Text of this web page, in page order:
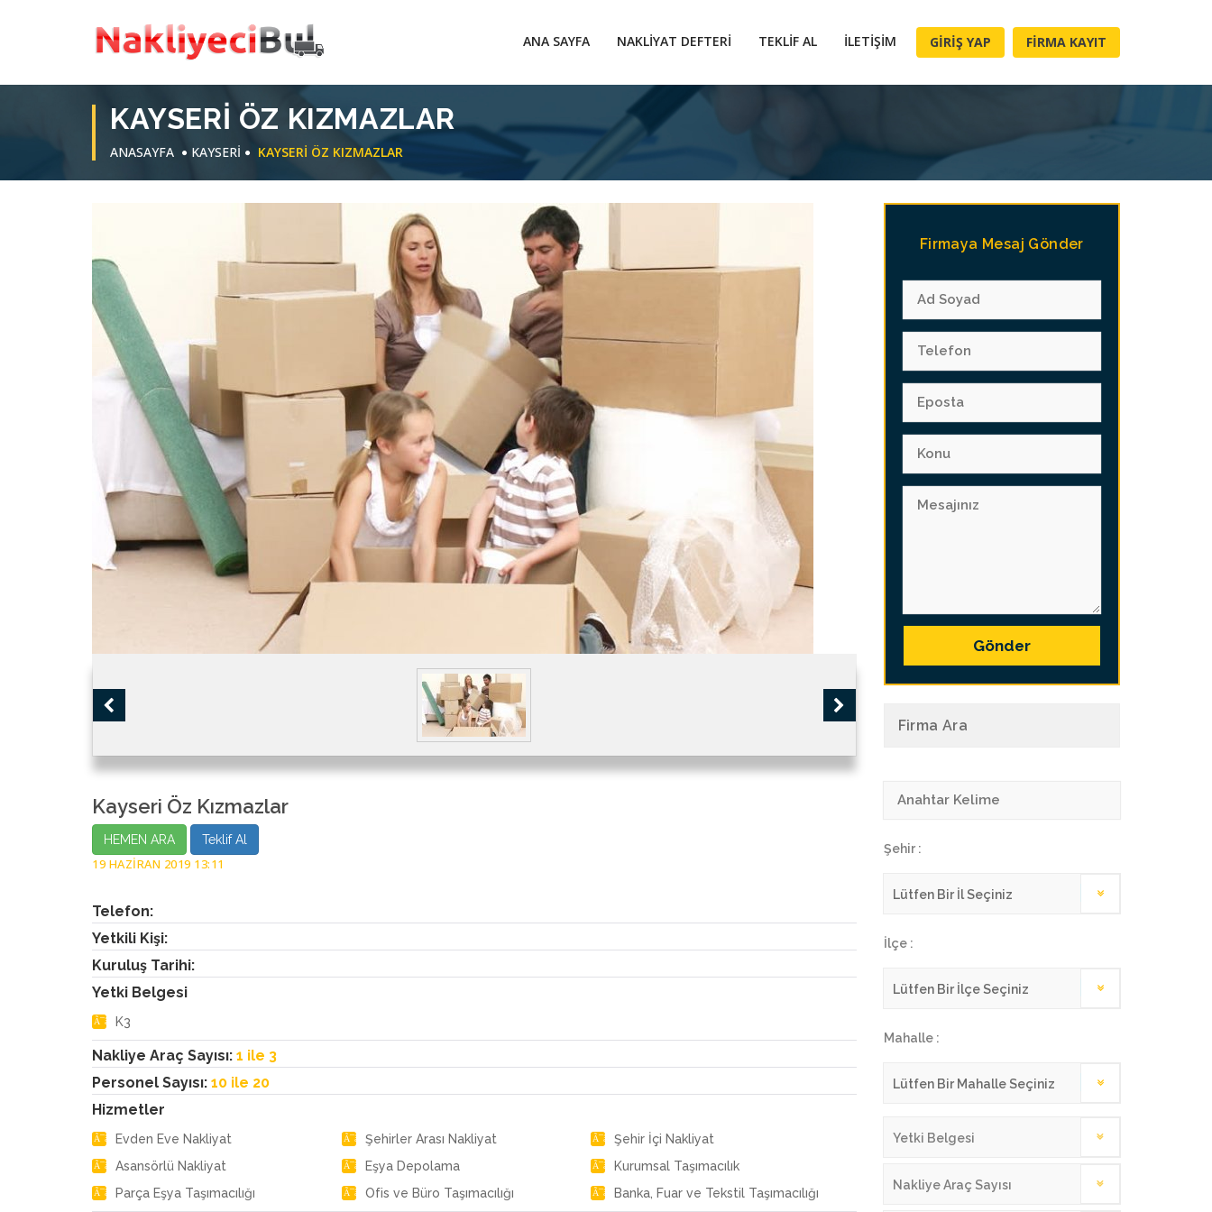
ANA SAYFA NAKLIYAT DEFTERI TEKLIF AL İLETIŞIM GIRIŞ YAP FIRMA KAYIT
KAYSERI ÖZ KIZMAZLAR
ANASAYFA KAYSERİ KAYSERI ÖZ KIZMAZLAR
Kayseri Öz Kızmazlar
HEMEN ARA Teklif Al
19 HAZIRAN 2019 13:11
Telefon:
Yetkili Kişi:
Kuruluş Tarihi:
Yetki Belgesi
K3
Nakliye Araç Sayısı: 1 ile 3
Personel Sayısı: 10 ile 20
Hizmetler
Evden Eve Nakliyat Şehirler Arası Nakliyat
Şehir İçi Nakliyat
Asansörlü Nakliyat
Eşya Depolama
Kurumsal Taşımacılık
Parça Eşya Taşımacılığı
Ofis ve Büro Taşımacılığı Banka, Fuar ve Tekstil Taşımacılığı
Firmaya Mesaj Gönder
Gönder
Firma Ara
Şehir :
İlçe :
Mahalle :
Yetki Belgesi
Nakliye Araç Sayısı